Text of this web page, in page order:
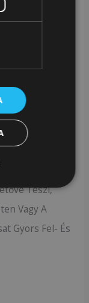
Hossza
Teszi,
Vagy A
Gyors Fel- És